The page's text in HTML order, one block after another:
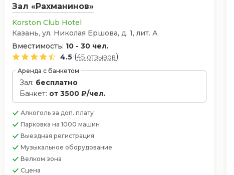
Зал «Рахманинов»
Korston Club Hotel
Казань, ул. Николая Ершова, д. 1, лит. А
Вместимость: 10 - 30 чел.
4.5 (45 отзывов)
Аренда с банкетом
Зал: бесплатно
Банкет: от 3500 ₽/чел.
Алкогольза доп. плату
Парковкана 1000 машин
Выездная регистрация
Музыкальное оборудование
Велком зона
Сцена